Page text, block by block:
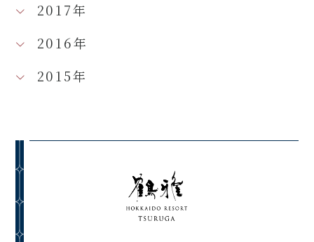
2017年
2016年
2015年